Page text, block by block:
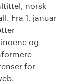
norsk
Fra 1. januar
og
for